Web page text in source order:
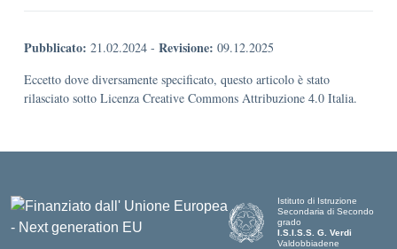
Pubblicato: 21.02.2024 - Revisione: 09.12.2025
Eccetto dove diversamente specificato, questo articolo è stato
rilasciato sotto Licenza Creative Commons Attribuzione 4.0 Italia.
Istituto di Istruzione
Secondaria di Secondo
grado
I.S.I.S.S. G. Verdi
Valdobbiadene